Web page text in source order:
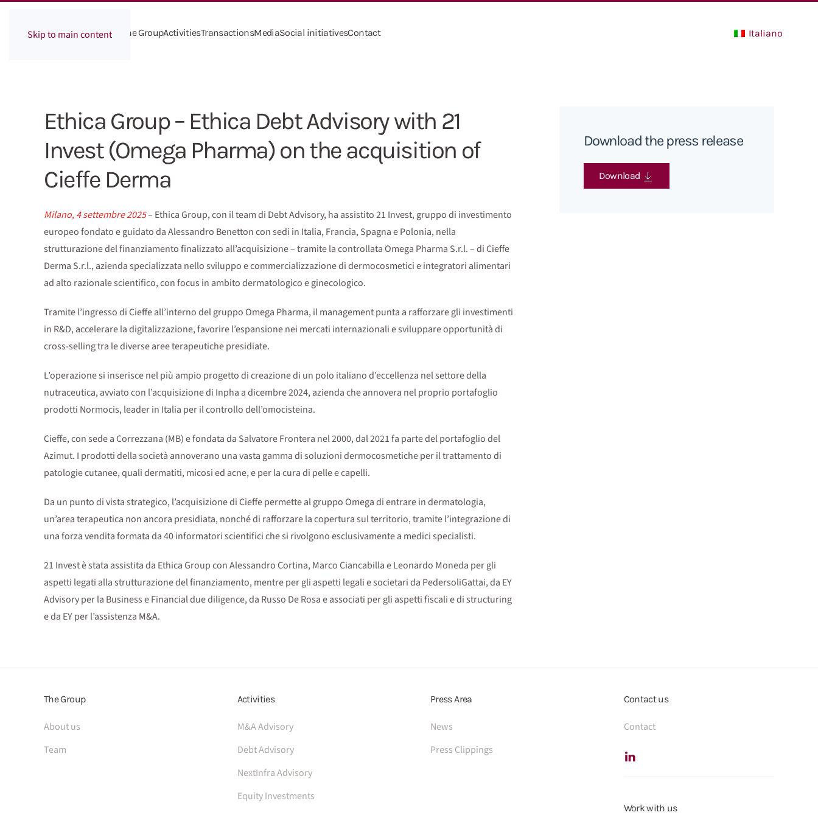
Skip to main content The GroupActivitiesTransactionsMediaSocial initiativesContact Italiano
Ethica Group – Ethica Debt Advisory with 21
Invest (Omega Pharma) on the acquisition of
Cieffe Derma
Milano, 4 settembre 2025– Ethica Group, con il team di Debt Advisory, ha assistito 21 Invest, gruppo di investimento
europeo fondato e guidato da Alessandro Benetton con sedi in Italia, Francia, Spagna e Polonia, nella
strutturazione del finanziamento finalizzato all’acquisizione – tramite la controllata Omega Pharma S.r.l. – di Cieffe
Derma S.r.l., azienda specializzata nello sviluppo e commercializzazione di dermocosmetici e integratori alimentari
ad alto razionale scientifico, con focus in ambito dermatologico e ginecologico.
Tramite l’ingresso di Cieffe all’interno del gruppo Omega Pharma, il management punta a rafforzare gli investimenti
in R&D, accelerare la digitalizzazione, favorire l’espansione nei mercati internazionali e sviluppare opportunità di
cross-selling tra le diverse aree terapeutiche presidiate.
L’operazione si inserisce nel più ampio progetto di creazione di un polo italiano d’eccellenza nel settore della
nutraceutica, avviato con l’acquisizione di Inpha a dicembre 2024, azienda che annovera nel proprio portafoglio
prodotti Normocis, leader in Italia per il controllo dell’omocisteina.
Cieffe, con sede a Correzzana (MB) e fondata da Salvatore Frontera nel 2000, dal 2021 fa parte del portafoglio del
Azimut. I prodotti della società annoverano una vasta gamma di soluzioni dermocosmetiche per il trattamento di
patologie cutanee, quali dermatiti, micosi ed acne, e per la cura di pelle e capelli.
Da un punto di vista strategico, l’acquisizione di Cieffe permette al gruppo Omega di entrare in dermatologia,
un’area terapeutica non ancora presidiata, nonché di rafforzare la copertura sul territorio, tramite l’integrazione di
una forza vendita formata da 40 informatori scientifici che si rivolgono esclusivamente a medici specialisti.
21 Invest è stata assistita da Ethica Group con Alessandro Cortina, Marco Ciancabilla e Leonardo Moneda per gli
aspetti legati alla strutturazione del finanziamento, mentre per gli aspetti legali e societari da PedersoliGattai, da EY
Advisory per la Business e Financial due diligence, da Russo De Rosa e associati per gli aspetti fiscali e di structuring
e da EY per l’assistenza M&A.
Download the press release
Download
The Group
About us
Team
Activities
M&A Advisory
Debt Advisory
NextInfra Advisory
Equity Investments
Press Area
News
Press Clippings
Contact us
Contact
Work with us